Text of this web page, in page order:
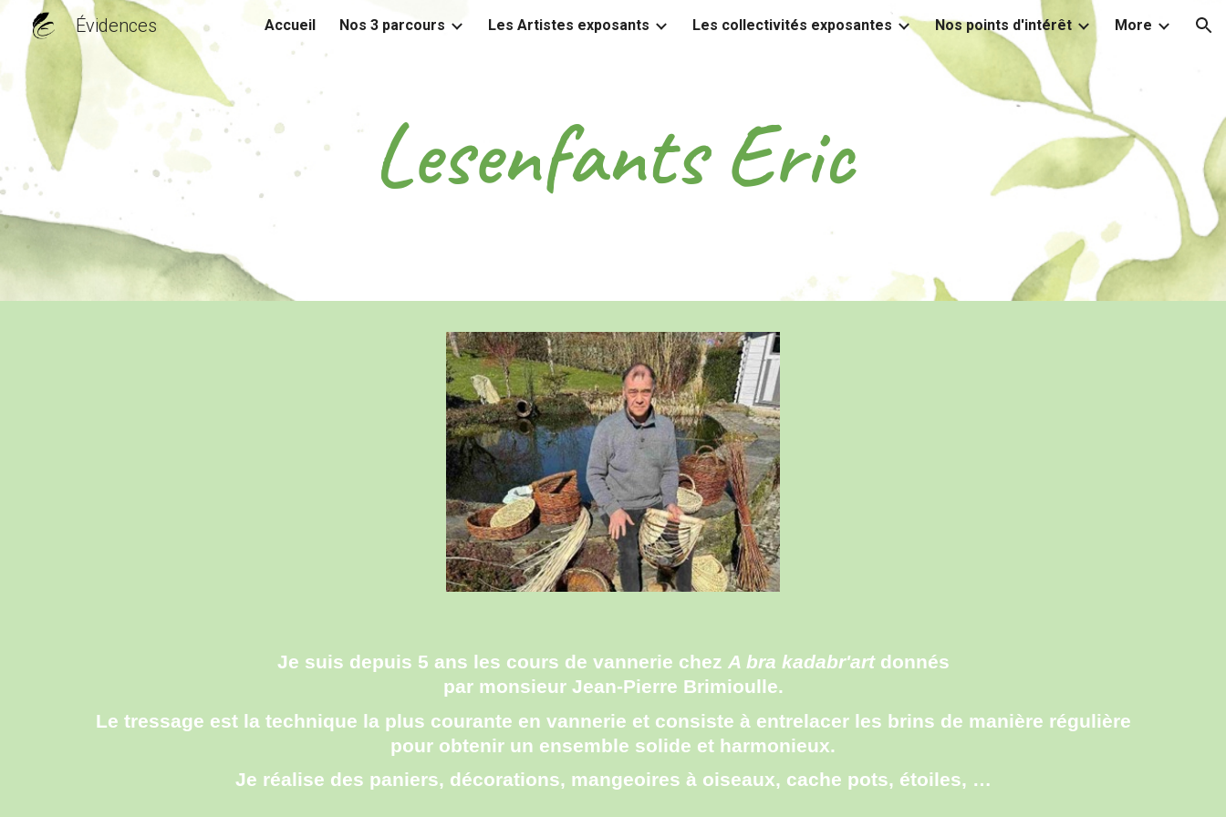
Skip to main content Skip to navigation
Évidences Accueil Nos 3 parcours Les Artistes exposants Les collectivités exposantes Nos points d'intérêt More
Lesenfants Eric
Je suis depuis 5 ans les cours de vannerie chez A bra kadabr'artdonnés
par monsieur Jean-Pierre Brimioulle.
Le tressage est la technique la plus courante en vannerie et consiste à entrelacer les brins de manière régulière
pour obtenir un ensemble solide et harmonieux.
Je réalise des paniers, décorations, mangeoires à oiseaux, cache pots, étoiles, …